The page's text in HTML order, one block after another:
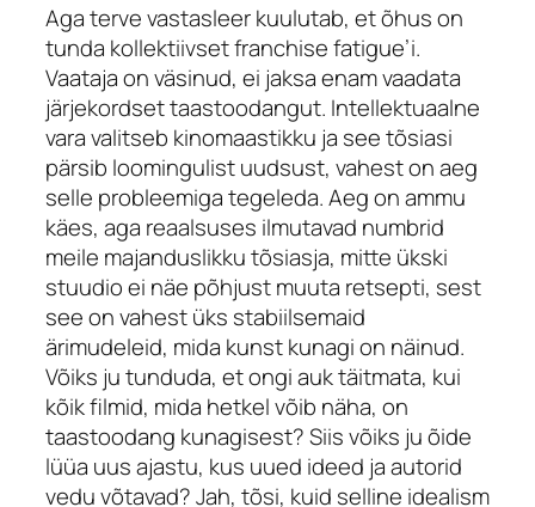
Aga terve vastasleer kuulutab, et õhus on
tunda kollektiivsetfranchise fatigue’i.
Vaataja on väsinud, ei jaksa enam vaadata
järjekordset taastoodangut. Intellektuaalne
vara valitseb kinomaastikku ja see tõsiasi
pärsib loomingulist uudsust, vahest on aeg
selle probleemiga tegeleda. Aeg on ammu
käes, aga reaalsuses ilmutavad numbrid
meile majanduslikku tõsiasja, mitte ükski
stuudio ei näe põhjust muuta retsepti, sest
see on vahest üks stabiilsemaid
ärimudeleid, mida kunst kunagi on näinud.
Võiks ju tunduda, et ongi auk täitmata, kui
kõik filmid, mida hetkel võib näha, on
taastoodang kunagisest? Siis võiks ju õide
lüüa uus ajastu, kus uued ideed ja autorid
vedu võtavad? Jah, tõsi, kuid selline idealism